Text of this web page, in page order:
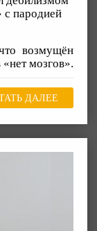
пародией
возмущён
мозгов».
ДАЛЕЕ